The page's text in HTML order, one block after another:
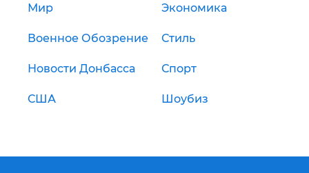
Мир Экономика
Военное Обозрение Стиль
Новости Донбасса Спорт
США Шоубиз